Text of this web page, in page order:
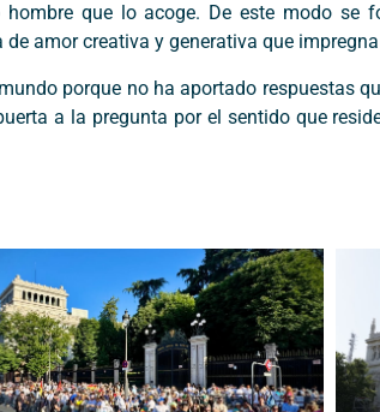
que lo acoge. De este modo se
amor creativa y generativa que
porque no ha aportado respuestas
a la pregunta por el sentido que